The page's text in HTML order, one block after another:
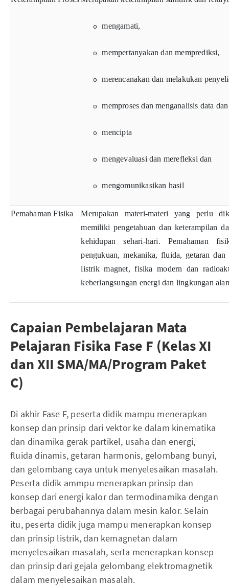
o mengamati,
o mempertanyakan dan memprediksi,
o merencanakan dan melakukan
o memproses dan menganalisis data
o mencipta
o mengevaluasi dan merefleksi dan
o mengomunikasikan hasil
Pemahaman Fisika
Merupakan materi-materi yang perlu
memiliki pengetahuan dan keterampilan
kehidupan sehari-hari. Pemahaman
pengukuan, mekanika, fluida, getaran dan
listrik magnet, fisika modern dan
keberlangsungan energi dan lingkungan
Capaian Pembelajaran Mata
Pelajaran Fisika Fase F (Kelas XI
dan XII SMA/MA/Program Paket
C)
Di akhir Fase F, peserta didik mampu menerapkan
konsep dan prinsip dari vektor ke dalam kinematika
dan dinamika gerak partikel, usaha dan energi,
fluida dinamis, getaran harmonis, gelombang bunyi,
dan gelombang caya untuk menyelesaikan masalah.
Peserta didik ammpu menerapkan prinsip dan
konsep dari energi kalor dan termodinamika dengan
berbagai perubahannya dalam mesin kalor. Selain
itu, peserta didik juga mampu menerapkan konsep
dan prinsip listrik, dan kemagnetan dalam
menyelesaikan masalah, serta menerapkan konsep
dan prinsip dari gejala gelombang elektromagnetik
dalam menyelesaikan masalah.